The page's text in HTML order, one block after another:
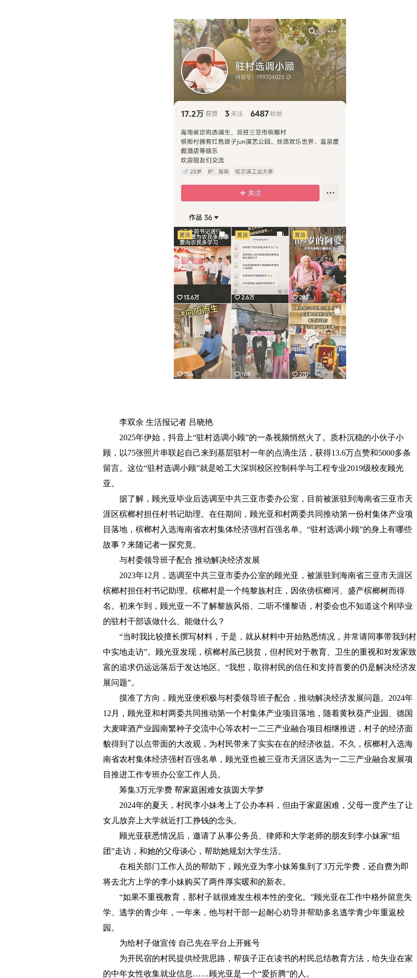
李双余 生活报记者 吕晓艳
2025年伊始，抖音上“驻村选调小顾”的一条视频悄然火了。质朴沉稳的小伙子小
顾，以75张照片串联起自己来到基层驻村一年的点滴生活，获得13.6万点赞和5000多条
留言。这位“驻村选调小顾”就是哈工大深圳校区控制科学与工程专业2019级校友顾光
亚。
据了解，顾光亚毕业后选调至中共三亚市委办公室，目前被派驻到海南省三亚市天
涯区槟榔村担任村书记助理。在任期间，顾光亚和村两委共同推动第一份村集体产业项
目落地，槟榔村入选海南省农村集体经济强村百强名单。“驻村选调小顾”的身上有哪些
故事？来随记者一探究竟。
与村委领导班子配合 推动解决经济发展
2023年12月，选调至中共三亚市委办公室的顾光亚，被派驻到海南省三亚市天涯区
槟榔村担任村书记助理。槟榔村是一个纯黎族村庄，因依傍槟榔河、盛产槟榔树而得
名。初来乍到，顾光亚一不了解黎族风俗、二听不懂黎语，村委会也不知道这个刚毕业
的驻村干部该做什么、能做什么？
“当时我比较擅长撰写材料，于是，就从材料中开始熟悉情况，并常请同事带我到村
中实地走访”。顾光亚发现，槟榔村虽已脱贫，但村民对于教育、卫生的重视和对发家致
富的追求仍远远落后于发达地区。“我想，取得村民的信任和支持首要的仍是解决经济发
展问题”。
摸准了方向，顾光亚便积极与村委领导班子配合，推动解决经济发展问题。2024年
12月，顾光亚和村两委共同推动第一个村集体产业项目落地，随着黄秋葵产业园、德国
大麦啤酒产业园南繁种子交流中心等农村一二三产业融合项目相继推进，村子的经济面
貌得到了以点带面的大改观，为村民带来了实实在在的经济收益。不久，槟榔村入选海
南省农村集体经济强村百强名单，顾光亚也被三亚市天涯区选为一二三产业融合发展项
目推进工作专班办公室工作人员。
筹集3万元学费 帮家庭困难女孩圆大学梦
2024年的夏天，村民李小妹考上了公办本科，但由于家庭困难，父母一度产生了让
女儿放弃上大学就近打工挣钱的念头。
顾光亚获悉情况后，邀请了从事公务员、律师和大学老师的朋友到李小妹家“组
团”走访，和她的父母谈心，帮助她规划大学生活。
在相关部门工作人员的帮助下，顾光亚为李小妹筹集到了3万元学费，还自费为即
将去北方上学的李小妹购买了两件厚实暖和的新衣。
“如果不重视教育，那村子就很难发生根本性的变化。”顾光亚在工作中格外留意失
学、逃学的青少年，一年来，他与村干部一起耐心劝导并帮助多名逃学青少年重返校
园。
为给村子做宣传 自己先在平台上开账号
为开民宿的村民提供经营思路，帮孩子正在读书的村民总结教育方法，给失业在家
的中年女性收集就业信息……顾光亚是一个“爱折腾”的人。